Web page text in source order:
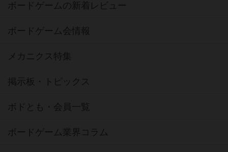
ボードゲームの新着レビュー
ボードゲーム会情報
メカニクス特集
掲示板・トピックス
ボドとも・会員一覧
ボードゲーム業界コラム